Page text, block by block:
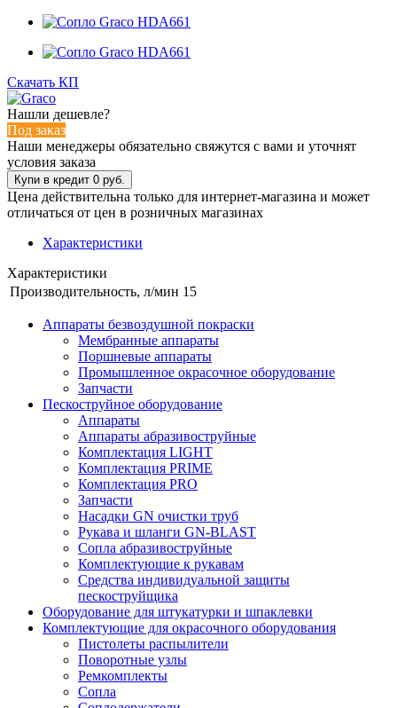
Скачать КП
Нашли дешевле?
Под заказ
Наши менеджеры обязательно свяжутся с вами и уточнят
условия заказа
Цена действительна только для интернет-магазина и может
отличаться от цен в розничных магазинах
Характеристики
Характеристики
Производительность, л/мин 15
Аппараты безвоздушной покраски
Мембранные аппараты
Поршневые аппараты
Промышленное окрасочное оборудование
Запчасти
Пескоструйное оборудование
Аппараты
Аппараты абразивоструйные
Комплектация LIGHT
Комплектация PRIME
Комплектация PRO
Запчасти
Насадки GN очистки труб
Рукава и шланги GN-BLAST
Сопла абразивоструйные
Комплектующие к рукавам
Средства индивидуальной защиты
пескоструйщика
Оборудование для штукатурки и шпаклевки
Комплектующие для окрасочного оборудования
Пистолеты распылители
Поворотные узлы
Ремкомплекты
Сопла